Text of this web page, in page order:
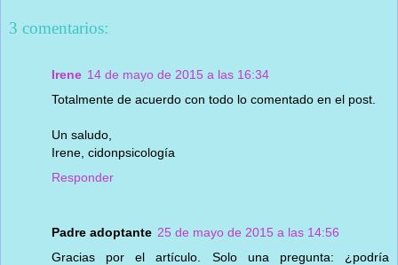
3 comentarios:
Irene 14 de mayo de 2015 a las 16:34
Totalmente de acuerdo con todo lo comentado en el post.
Un saludo,
Irene, cidonpsicología
Responder
Padre adoptante 25 de mayo de 2015 a las 14:56
Gracias por el artículo. Solo una pregunta: ¿podría